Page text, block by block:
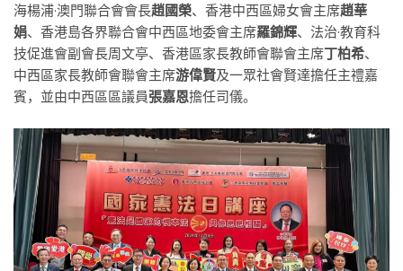
海楊浦·澳門聯合會會長趙國榮、香港中西區婦女會主席趙華
娟、香港島各界聯合會中西區地委會主席羅錦輝、法治·教育科
技促進會副會長周文亭、香港區家長教師會聯會主席丁柏希、
中西區家長教師會聯會主席游偉賢及一眾社會賢達擔任主禮嘉
賓，並由中西區區議員張嘉恩擔任司儀。